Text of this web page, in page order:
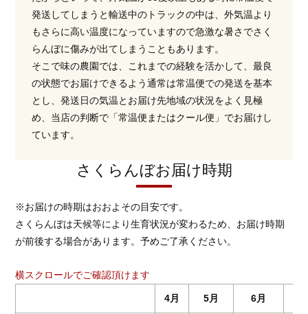
発送してしまうと輸送中のトラックの中は、外気温より
もさらに高い温度になっていますので急激な暑さでさく
らんぼに傷みが出てしまうこともあります。
そこで味の農園では、これまでの経験を活かして、最良
の状態でお届けできるよう通常は常温便での発送を基本
とし、発送日の気温とお届け先地域の状況をよく見極
め、当店の判断で「常温便またはクール便」でお届けし
ています。
さくらんぼお届け時期
※お届けの時期はおおよその目安です。
さくらんぼは天候等により生育状況が変わるため、お届け時期
が前後する場合があります。予めご了承ください。
横スクロールでご確認頂けます
4月 5月 6月